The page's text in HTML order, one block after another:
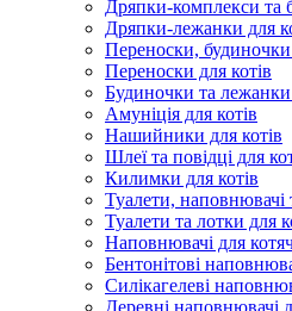
Дряпки-комплекси та
Дряпки-лежанки для
Переноски, будиночки
Переноски для котів
Будиночки та лежанки
Амуніція для котів
Нашийники для котів
Шлеї та повідці для
Килимки для котів
Туалети, наповнювачі
Туалети та лотки для
Наповнювачі для
Бентонітові
Силікагелеві
Деревні наповнювачі